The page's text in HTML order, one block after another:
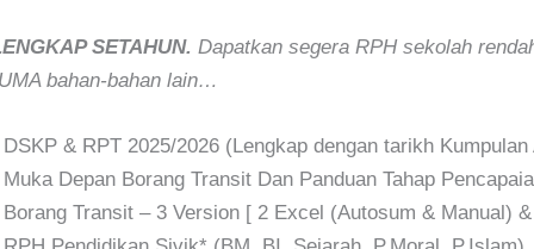
SETAHUN. Dapatkan segera RPH sekolah
bahan-bahan lain…
DSKP & RPT 2025/2026 (Lengkap dengan tarikh Kumpulan
Muka Depan Borang Transit Dan Panduan Tahap
Borang Transit – 3 Version [ 2 Excel (Autosum & Manual)